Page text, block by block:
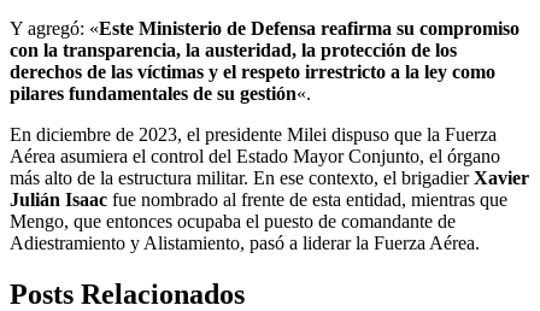
Y agregó: «Este Ministerio de Defensa reafirma su compromiso
con la transparencia, la austeridad, la protección de los
derechos de las víctimas y el respeto irrestricto a la ley como
pilares fundamentales de su gestión«.
En diciembre de 2023, el presidente Milei dispuso que la Fuerza
Aérea asumiera el control del Estado Mayor Conjunto, el órgano
más alto de la estructura militar. En ese contexto, el brigadierXavier
Julián Isaac fue nombrado al frente de esta entidad, mientras que
Mengo, que entonces ocupaba el puesto de comandante de
Adiestramiento y Alistamiento, pasó a liderar la Fuerza Aérea.
Posts Relacionados